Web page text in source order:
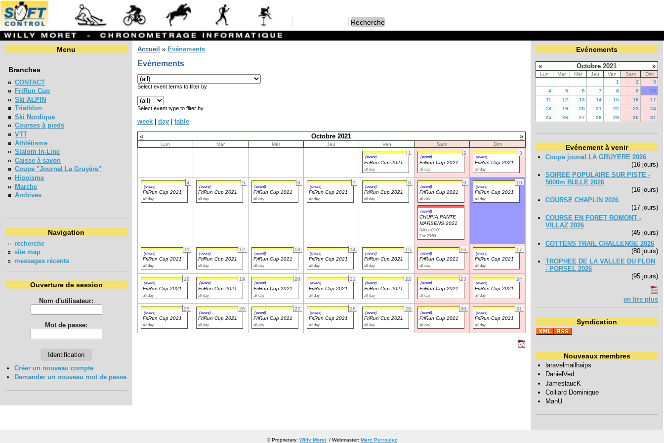
Menu
Branches
CONTACT
FriRun Cup
Ski ALPIN
Triathlon
Ski Nordique
Courses à pieds
VTT
Athlétisme
Slalom In-Line
Caisse à savon
Coupe "Journal La Gruyère"
Hippisme
Marche
Archives
Navigation
recherche
site map
messages récents
Ouverture de session
Nom d'utilisateur:
Mot de passe:
Créer un nouveau compte
Demander un nouveau mot de passe
Accueil » Evénements
Evénements
Select event terms to filter by
Select event type to filter by
week day
table
«
Octobre 2021 »
Lun Mar Mer Jeu Ven Sam
Dim
1
(event)
FriRun Cup 2021
all day
2
(event)
FriRun Cup 2021
all day
3
(event)
FriRun Cup 2021
all day
4
(event)
FriRun Cup 2021
all day
5
(event)
FriRun Cup 2021
all day
6
(event)
FriRun Cup 2021
all day
7
(event)
FriRun Cup 2021
all day
8
(event)
FriRun Cup 2021
all day
9
(event)
FriRun Cup 2021
all day
(event)
CHUPIA PANTE
MARSENS 2021
Début: 09:00
Fin: 23:59
10
(event)
FriRun Cup 2021
all day
11
(event)
FriRun Cup 2021
all day
12
(event)
FriRun Cup 2021
all day
13
(event)
FriRun Cup 2021
all day
14
(event)
FriRun Cup 2021
all day
15
(event)
FriRun Cup 2021
all day
16
(event)
FriRun Cup 2021
all day
17
(event)
FriRun Cup 2021
all day
18
(event)
FriRun Cup 2021
all day
19
(event)
FriRun Cup 2021
all day
20
(event)
FriRun Cup 2021
all day
21
(event)
FriRun Cup 2021
all day
22
(event)
FriRun Cup 2021
all day
23
(event)
FriRun Cup 2021
all day
24
(event)
FriRun Cup 2021
all day
25
(event)
FriRun Cup 2021
all day
26
(event)
FriRun Cup 2021
all day
27
(event)
FriRun Cup 2021
all day
28
(event)
FriRun Cup 2021
all day
29
(event)
FriRun Cup 2021
all day
30
(event)
FriRun Cup 2021
all day
31
(event)
FriRun Cup 2021
all day
Evénements
« Octobre 2021 »
Lun Mar Mer Jeu Ven Sam
Dim
1
2
3
4
5 6 7 8 9
10
11
12 13 14 15 16
17
18
19 20 21 22 23
24
25
26 27 28 29 30 31
Evénement à venir
Coupe jounal LA GRUYERE 2026
(16 jours)
SOIREE POPULAIRE SUR PISTE -
5000m BULLE 2026
(16 jours)
COURSE CHAPLIN 2026
(17 jours)
COURSE EN FORET ROMONT -
VILLAZ 2026
(45 jours)
COTTENS TRAIL CHALLENGE 2026
(80 jours)
TROPHEE DE LA VALLEE DU FLON
- PORSEL 2026
(95 jours)
en lire plus
Syndication
Nouveaux membres
laravelmailhaips
DanielVed
JameslaucK
Colliard Dominique
ManU
© Proprietary: Willy Moret/ Webmaster: Marc Perroulaz